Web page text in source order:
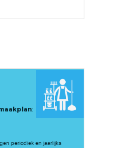
:
periodiek en jaarlijks